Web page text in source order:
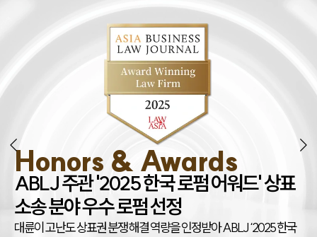
Honors & Awards
ABLJ 주관 '2025 한국 로펌 어워드' 상표
소송 분야 우수 로펌 선정
대륜이 고난도 상표권 분쟁 해결 역량을 인정받아 ABLJ ‘2025 한국